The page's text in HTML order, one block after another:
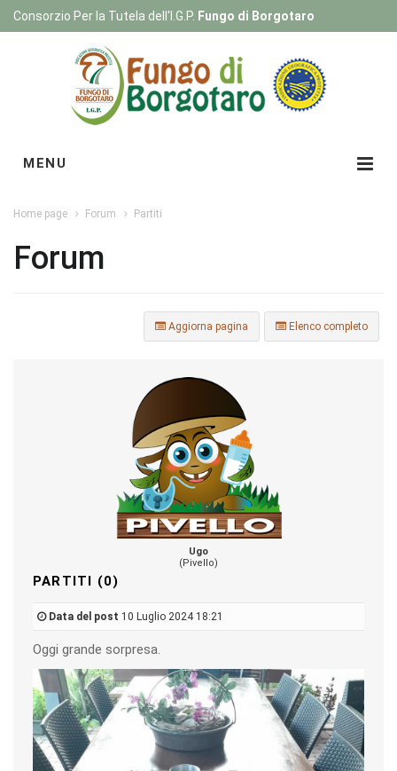
Consorzio Per la Tutela dell'I.G.P. Fungo di Borgotaro
MENU
Home page Forum Partiti
Forum
Elenco completo
Aggiorna pagina
Ugo
(Pivello)
PARTITI (0)
Data del post 10 Luglio 2024 18:21
Oggi grande sorpresa.